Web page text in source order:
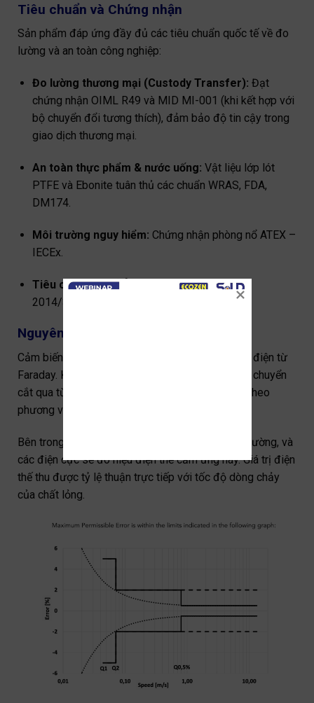
Tiêu chuẩn và Chứng nhận
Sản phẩm đáp ứng đầy đủ các tiêu chuẩn quốc tế về đo
lường và an toàn công nghiệp:
Đo lường thương mại (Custody Transfer): Đạt
chứng nhận OIML R49 và MID MI-001 (khi kết hợp với
bộ chuyển đổi tương thích), đảm bảo độ tin cậy trong
giao dịch thương mại.
An toàn thực phẩm & nước uống: Vật liệu lớp lót
PTFE và Ebonite tuân thủ các chuẩn WRAS, FDA,
DM174.
Môi trường nguy hiểm: Chứng nhận phòng nổ ATEX –
IECEx.
Tiêu chuẩn Châu Âu:
Đạt chuẩn CE (LVD
2014/35/EU, EMC 2014/30/EU).
Nguyên lý hoạt động
Cảm biến hoạt động dựa trên Định luật cảm ứng điện từ
Faraday. Khi một dây dẫn (chất lỏng dẫn điện) di chuyển
cắt qua từ trường, một điện thế sẽ được sinh ra theo
phương vuông góc với từ trường đó.
Bên trong MUT2200EL, hai cuộn dây sinh ra từ trường, và
các điện cực sẽ đo hiệu điện thế cảm ứng này. Giá trị điện
thế thu được tỷ lệ thuận trực tiếp với tốc độ dòng chảy
của chất lỏng.